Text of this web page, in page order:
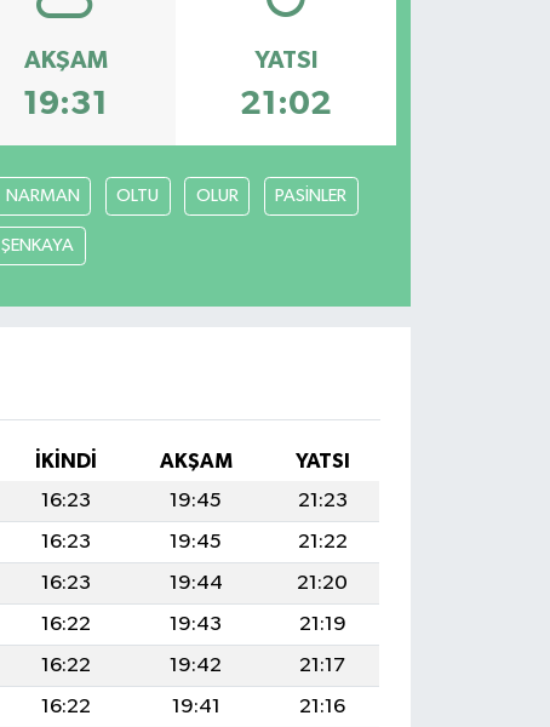
AKŞAM
19:31
YATSI
21:02
NARMAN OLTU OLUR PASİNLER
ŞENKAYA
İKINDI AKŞAM
YATSI
16:23 19:45
21:23
16:23 19:45
21:22
16:23 19:44
21:20
16:22 19:43
21:19
16:22 19:42
21:17
16:22 19:41
21:16